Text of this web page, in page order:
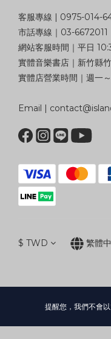
客服專線 | 0975-014-
市話專線｜03-6672011
網站客服時間｜平日
實體音樂書店｜新竹縣
實體店營業時間｜週一
Email |
$ TWD 繁體
提醒您，我們不會